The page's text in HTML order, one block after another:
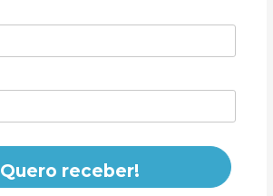
Quero receber!